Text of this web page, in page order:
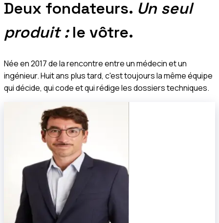
Deux fondateurs. Un seul
produit : le vôtre.
Née en 2017 de la rencontre entre un médecin et un
ingénieur. Huit ans plus tard, c'est toujours la même équipe
qui décide, qui code et qui rédige les dossiers techniques.